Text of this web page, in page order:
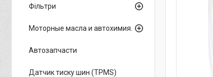
Фільтри
Моторные масла и автохимия.
Автозапчасти
Датчик тиску шин (TPMS)